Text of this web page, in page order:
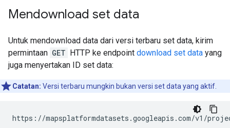
Mendownload set data
Untuk mendownload data dari versi terbaru set data, kirim
permintaan GET HTTP ke endpoint download set data yang
juga menyertakan ID set data:
Catatan: Versi terbaru mungkin bukan versi set data yang aktif.
https://mapsplatformdatasets.googleapis.com/v1/